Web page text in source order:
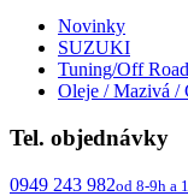
Novinky
SUZUKI
Tuning/Off Road
Oleje / Mazivá /
Tel. objednávky
0949 243 982od 8-9h a